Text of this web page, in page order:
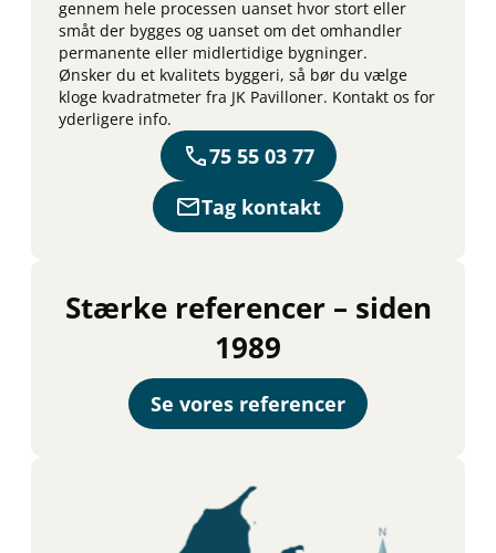
gennem hele processen uanset hvor stort eller
småt der bygges og uanset om det omhandler
permanente eller midlertidige bygninger.
Ønsker du et kvalitets byggeri, så bør du vælge
kloge kvadratmeter fra JK Pavilloner. Kontakt os for
yderligere info.
75 55 03 77
Tag kontakt
Stærke referencer – siden
1989
Se vores referencer